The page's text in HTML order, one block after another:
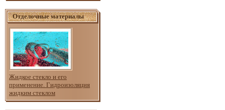
Отделочные материалы
Жидкое стекло и его
применение. Гидроизоляция
жидким стеклом